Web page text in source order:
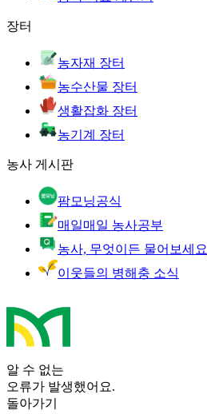
장터
농자재 장터
농수산물 장터
생활잡화 장터
농기계 장터
농사 게시판
팜모닝공식
매일매일 농사공부
농사, 무엇이든 물어보세요
이웃들의 병해충 소식
알 수 없는
오류가 발생했어요.
돌아가기